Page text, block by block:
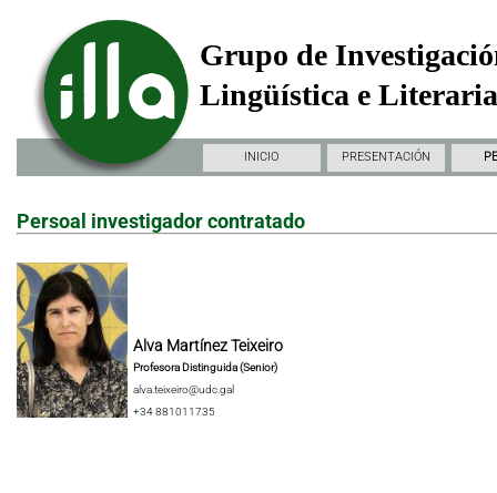
Grupo de
Lingüística e
INICIO PRESENTACIÓN
Persoal investigador contratado
Alva Martínez Teixeiro
Profesora Distinguida (Senior)
alva.teixeiro@udc.gal
+34 881011735